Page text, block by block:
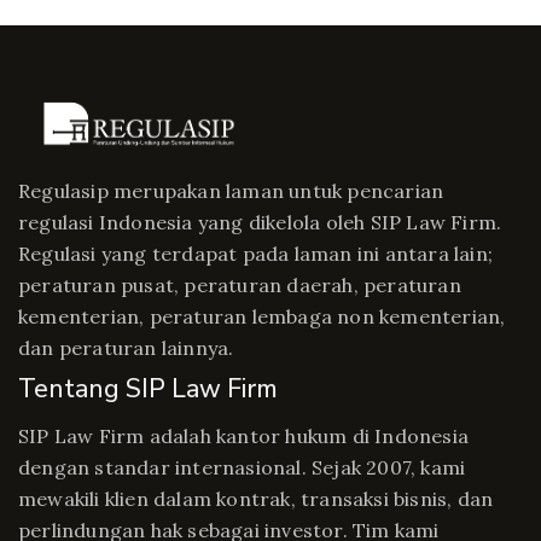
Regulasip merupakan laman untuk pencarian
regulasi Indonesia yang dikelola oleh SIP Law Firm.
Regulasi yang terdapat pada laman ini antara lain;
peraturan pusat, peraturan daerah, peraturan
kementerian, peraturan lembaga non kementerian,
dan peraturan lainnya.
Tentang SIP Law Firm
SIP Law Firm adalah kantor hukum di Indonesia
dengan standar internasional. Sejak 2007, kami
mewakili klien dalam kontrak, transaksi bisnis, dan
perlindungan hak sebagai investor. Tim kami